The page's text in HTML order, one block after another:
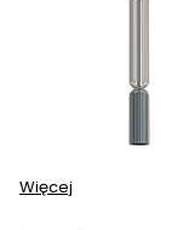
Więcej